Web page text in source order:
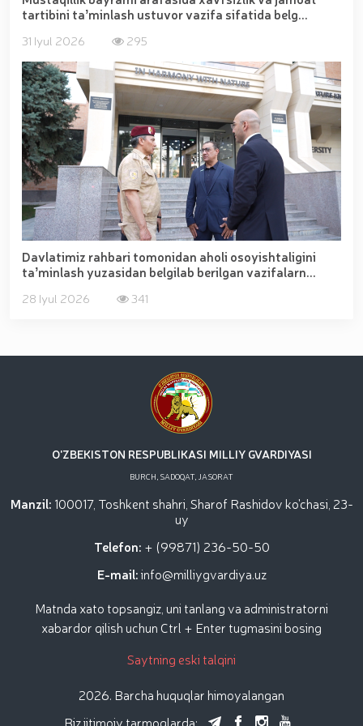
tartibini taʼminlash ustuvor vazifa sifatida belg...
31 Iyul 2026 295
Davlatimiz rahbari tomonidan aholi osoyishtaligini
taʼminlash yuzasidan belgilab berilgan vazifalarn...
28 Iyul 2026 341
O'ZBEKISTON RESPUBLIKASI MILLIY GVARDIYASI
BURCH, SADOQAT, JASORAT
Manzil: 100017, Toshkent shahri, Sharof Rashidov ko'chasi, 23-
uy
Telefon: + (99871) 236-50-50
E-mail:info@milliygvardiya.uz
Matnda xato topsangiz, uni tanlang va administratorni
xabardor qilish uchun Ctrl + Enter tugmasini bosing
Saytning eski talqini
2026. Barcha huquqlar himoyalangan
Biz ijtimoiy tarmoqlarda: